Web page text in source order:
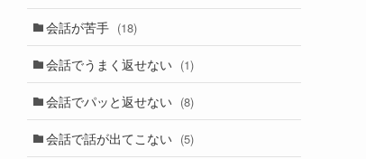
会話が苦手 (18)
会話でうまく返せない (1)
会話でパッと返せない (8)
会話で話が出てこない (5)